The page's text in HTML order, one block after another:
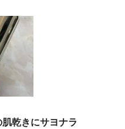
乾きにサヨナラ